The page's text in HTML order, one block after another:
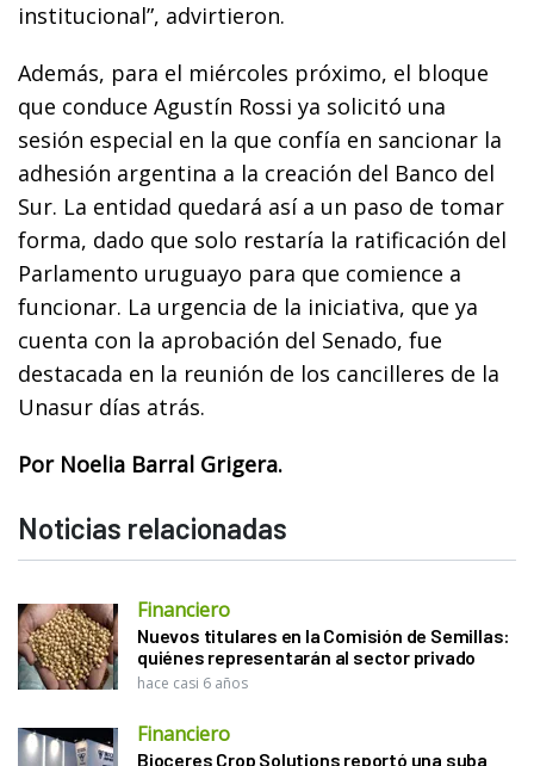
institucional”, advirtieron.
Además, para el miércoles próximo, el bloque
que conduce Agustín Rossi ya solicitó una
sesión especial en la que confía en sancionar la
adhesión argentina a la creación del Banco del
Sur. La entidad quedará así a un paso de tomar
forma, dado que solo restaría la ratificación del
Parlamento uruguayo para que comience a
funcionar. La urgencia de la iniciativa, que ya
cuenta con la aprobación del Senado, fue
destacada en la reunión de los cancilleres de la
Unasur días atrás.
Por Noelia Barral Grigera.
Noticias relacionadas
Financiero
Nuevos titulares en la Comisión de Semillas:
quiénes representarán al sector privado
hace casi 6 años
Financiero
Bioceres Crop Solutions reportó una suba